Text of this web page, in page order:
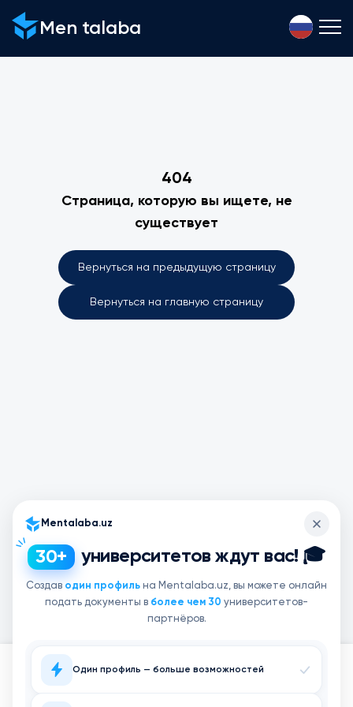
Men talaba
404
Страница, которую вы ищете, не
существует
Вернуться на предыдущую страницу
Вернуться на главную страницу
Mentalaba.uz
30+ университетов ждут вас! 🎓
Создав один профиль на Mentalaba.uz, вы можете онлайн
подать документы в более чем 30 университетов-
партнёров.
Один профиль — больше возможностей